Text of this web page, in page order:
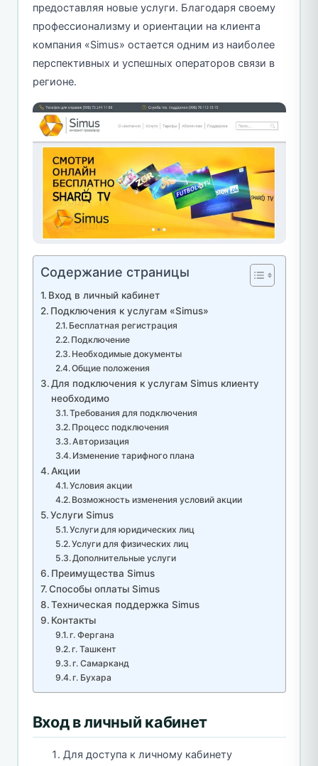
предоставляя новые услуги. Благодаря своему
профессионализму и ориентации на клиента
компания «Simus» остается одним из наиболее
перспективных и успешных операторов связи в
регионе.
Содержание страницы
Вход в личный кабинет
Подключения к услугам «Simus»
Бесплатная регистрация
Подключение
Необходимые документы
Общие положения
Для подключения к услугам Simus клиенту
необходимо
Требования для подключения
Процесс подключения
Авторизация
Изменение тарифного плана
Акции
Условия акции
Возможность изменения условий акции
Услуги Simus
Услуги для юридических лиц
Услуги для физических лиц
Дополнительные услуги
Преимущества Simus
Способы оплаты Simus
Техническая поддержка Simus
Контакты
г. Фергана
г. Ташкент
г. Самарканд
г. Бухара
Вход в личный кабинет
Для доступа к личному кабинету